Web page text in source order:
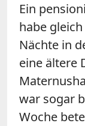
Ein
habe
Nächte in
eine ältere
war sogar
Woche